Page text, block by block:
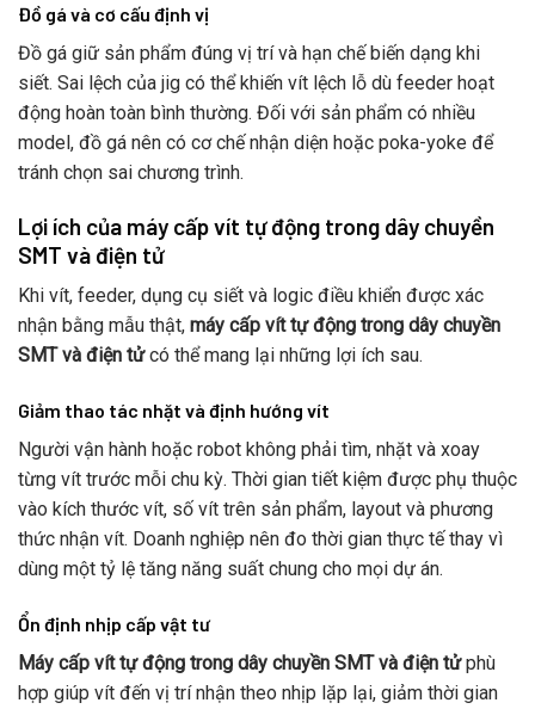
Đồ gá và cơ cấu định vị
Đồ gá giữ sản phẩm đúng vị trí và hạn chế biến dạng khi
siết. Sai lệch của jig có thể khiến vít lệch lỗ dù feeder hoạt
động hoàn toàn bình thường. Đối với sản phẩm có nhiều
model, đồ gá nên có cơ chế nhận diện hoặc poka-yoke để
tránh chọn sai chương trình.
Lợi ích của máy cấp vít tự động trong dây chuyền
SMT và điện tử
Khi vít, feeder, dụng cụ siết và logic điều khiển được xác
nhận bằng mẫu thật, máy cấp vít tự động trong dây chuyền
SMT và điện tửcó thể mang lại những lợi ích sau.
Giảm thao tác nhặt và định hướng vít
Người vận hành hoặc robot không phải tìm, nhặt và xoay
từng vít trước mỗi chu kỳ. Thời gian tiết kiệm được phụ thuộc
vào kích thước vít, số vít trên sản phẩm, layout và phương
thức nhận vít. Doanh nghiệp nên đo thời gian thực tế thay vì
dùng một tỷ lệ tăng năng suất chung cho mọi dự án.
Ổn định nhịp cấp vật tư
Máy cấp vít tự động trong dây chuyền SMT và điện tửphù
hợp giúp vít đến vị trí nhận theo nhịp lặp lại, giảm thời gian